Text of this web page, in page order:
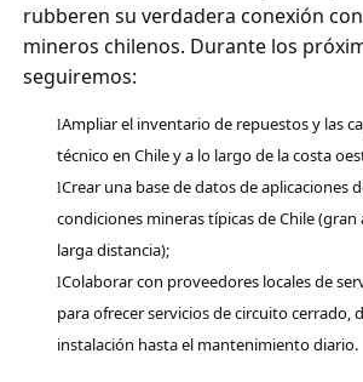
rubberen su verdadera conexión
mineros chilenos. Durante los
seguiremos:
lAmpliar el inventario de repuestos y las
técnico en Chile y a lo largo de la costa
lCrear una base de datos de aplicaciones
condiciones mineras típicas de Chile
larga distancia);
lColaborar con proveedores locales de
para ofrecer servicios de circuito cerrado,
instalación hasta el mantenimiento diario.